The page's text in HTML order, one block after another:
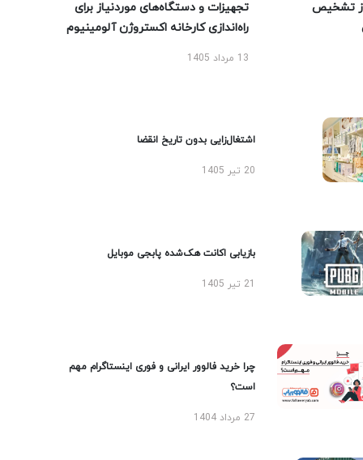
تشخیص
تجهیزات و دستگاه‌های موردنیاز برای
راه‌اندازی کارخانه اکستروژن آلومینیوم
13 مرداد 1405
اشتغال‌زایی بدون تاریخ انقضا
20 تیر 1405
بازیابی اکانت هک‌شده پابجی موبایل
چرا خرید فالوور ایرانی و فوری اینستاگرام مهم
است؟
27 مرداد 1404